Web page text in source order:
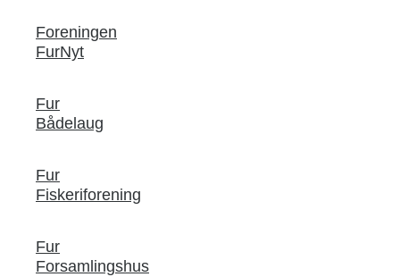
Foreningen
FurNyt
Fur
Bådelaug
Fur
Fiskeriforening
Fur
Forsamlingshus